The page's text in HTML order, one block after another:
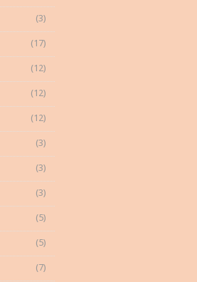
(3)
(17)
(12)
(12)
(12)
(3)
(3)
(3)
(5)
(5)
(7)